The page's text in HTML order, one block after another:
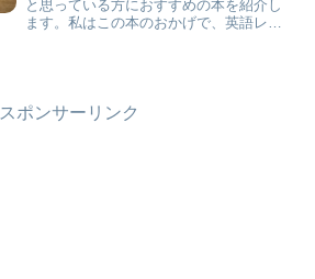
と思っている方におすすめの本を紹介し
ます。私はこの本のおかげで、英語レシ
スポンサーリンク